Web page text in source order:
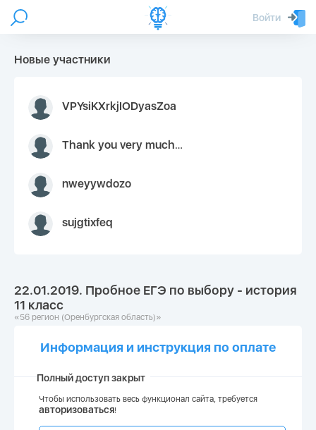
Войти
Новые участники
VPYsiKXrkjIODyasZoa
Thank you very much for your inquiry We appreciate you 9126052 https://youtube.com faceapple !
nweyywdozo
sujgtixfeq
22.01.2019. Пробное ЕГЭ по выбору - история
11 класс
«56 регион (Оренбургская область)»
Информация и инструкция по оплате
Полный доступ закрыт
Чтобы использовать весь функционал сайта, требуется
авторизоваться!